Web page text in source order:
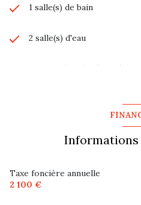
1 salle(s) de bain
2 salle(s) d'eau
cuisine séparée (équipée)
terrasse
Informations
Taxe foncière annuelle
2 100 €